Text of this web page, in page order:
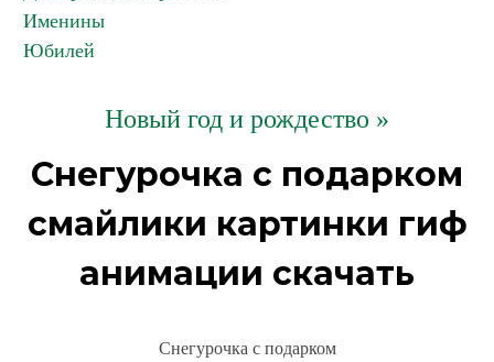
Именины
Юбилей
Новый год и рождество »
Снегурочка с подарком
смайлики картинки гиф
анимации скачать
Снегурочка с подарком